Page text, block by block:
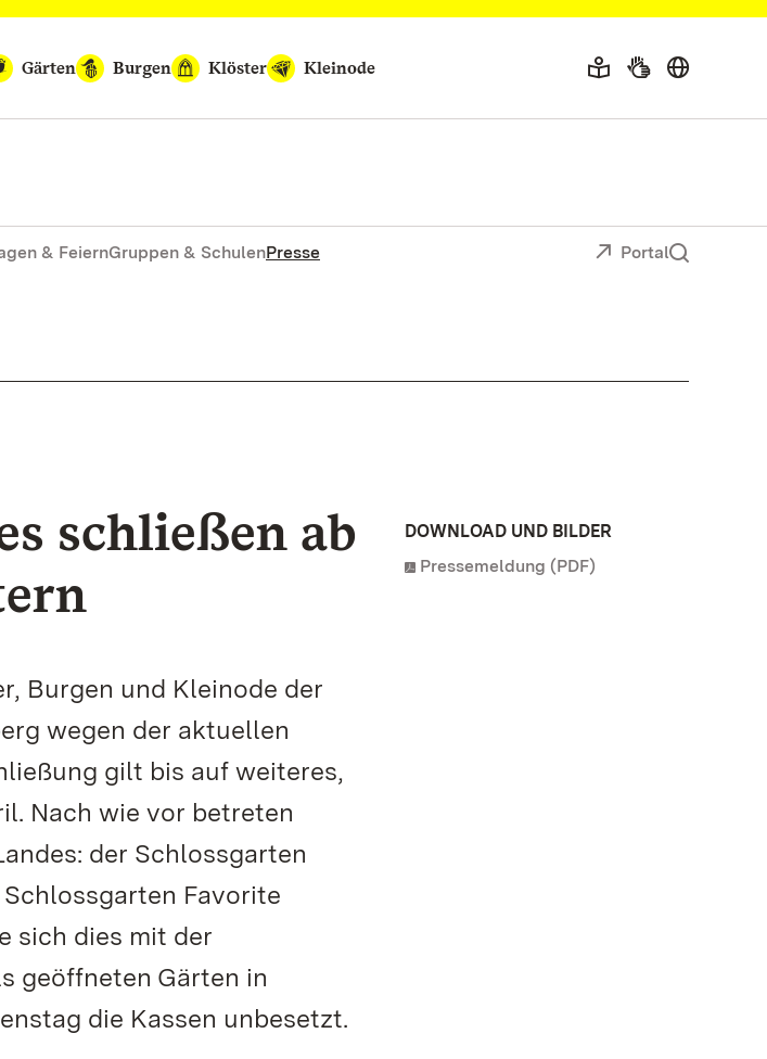
Gärten Burgen Klöster Kleinode
& FeiernGruppen & SchulenPresse Portal
schließen ab
Burgen und Kleinode der
wegen der aktuellen
gilt bis auf weiteres,
Nach wie vor betreten
der Schlossgarten
Favorite
sich dies mit der
geöffneten Gärten in
die Kassen unbesetzt.
DOWNLOAD UND BILDER
Pressemeldung (PDF)